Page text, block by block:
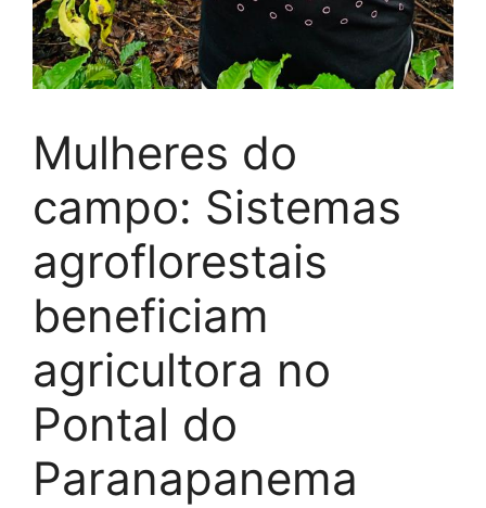
Mulheres do
campo: Sistemas
agroflorestais
beneficiam
agricultora no
Pontal do
Paranapanema